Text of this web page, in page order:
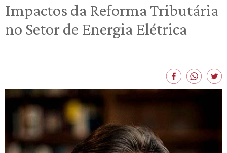
Impactos da Reforma Tributária
no Setor de Energia Elétrica